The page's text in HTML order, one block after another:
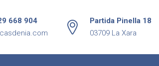
668 904
Partida Pinella 18
03709 La Xara